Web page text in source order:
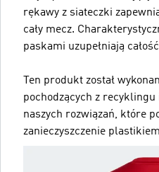
rękawy z siateczki
cały mecz.
paskami uzupełniają
Ten produkt został
pochodzących z
naszych rozwiązań, które
zanieczyszczenie